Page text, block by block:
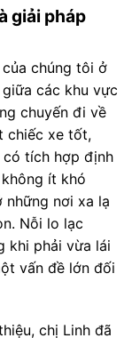
giải pháp
chúng tôi ở
các khu vực
chuyến đi về
chiếc xe tốt,
có tích hợp định
ít khó
những nơi xa lạ
Nỗi lo lạc
khi phải vừa lái
vấn đề lớn đối
chị Linh đã